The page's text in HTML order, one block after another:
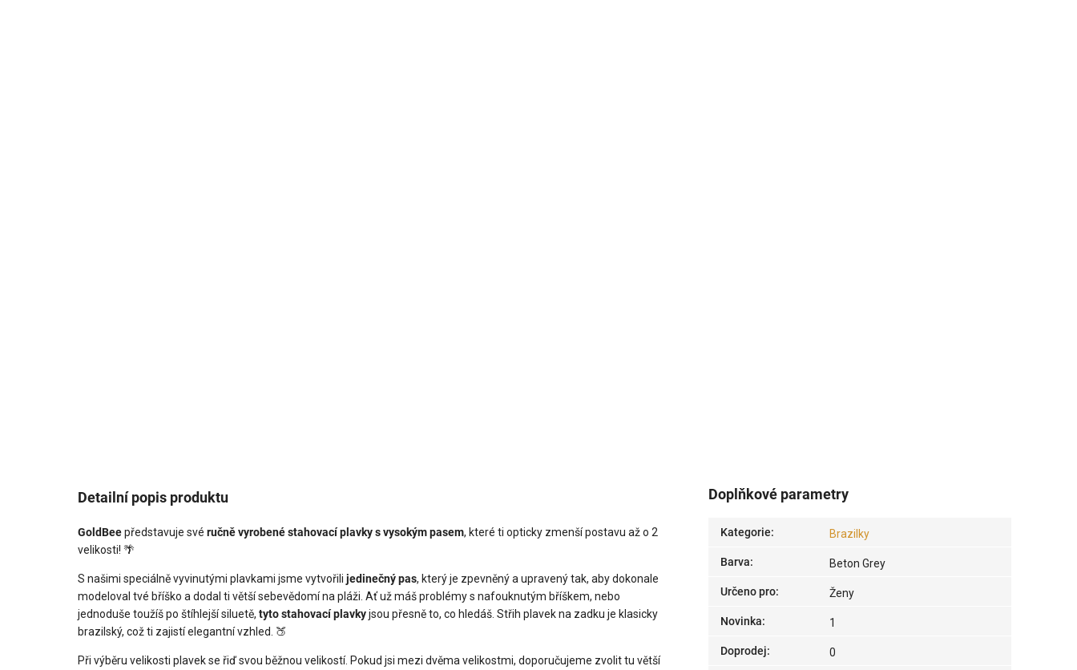
Detailní popis produktu
GoldBeepředstavuje své ručně vyrobené stahovací plavky s vysokým pasem, které ti opticky zmenší postavu až o 2
velikosti! 🌴
S našimi speciálně vyvinutými plavkami jsme vytvořili jedinečný pas, který je zpevněný a upravený tak, aby dokonale
modeloval tvé bříško a dodal ti větší sebevědomí na pláži. Ať už máš problémy s nafouknutým bříškem, nebo
jednoduše toužíš po štíhlejší siluetě, tyto stahovací plavkyjsou přesně to, co hledáš. Střih plavek na zadku je klasicky
brazilský, což ti zajistí elegantní vzhled. 🍑
Při výběru velikosti plavek se řiď svou běžnou velikostí. Pokud jsi mezi dvěma velikostmi, doporučujeme zvolit tu větší
Doplňkové parametry
Kategorie: Brazilky
Barva: Beton Grey
Určeno pro: Ženy
Novinka: 1
Doprodej: 0